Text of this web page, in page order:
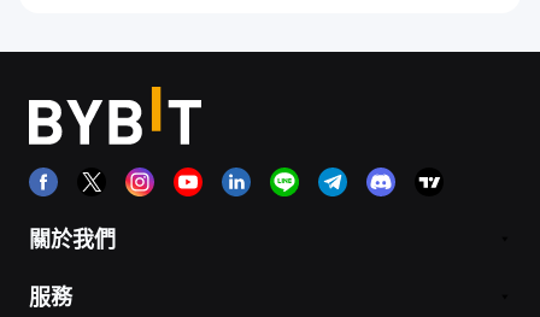
關於我們
服務